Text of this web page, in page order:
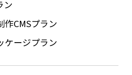
ン
作CMSプラン
ケージプラン